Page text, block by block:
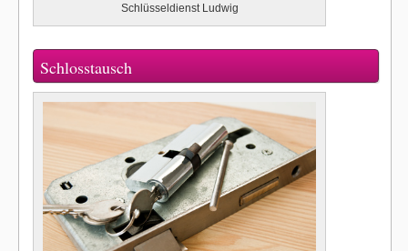
Schlüsseldienst Ludwig
Schlosstausch